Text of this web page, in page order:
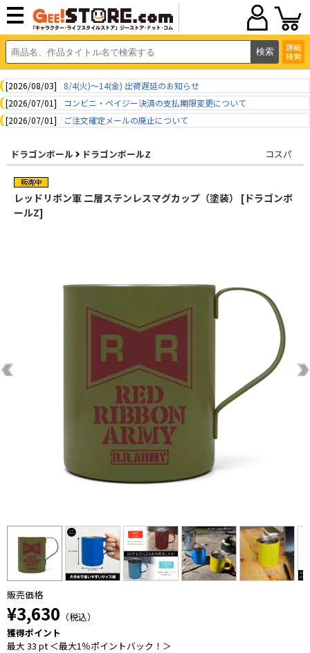
詳細
検索
[2026/08/03]
8/4(火)～14(金) 出荷遅延のお知らせ
[2026/07/01]
コンビニ・ペイジー決済の支払期限変更について
[2026/07/01]
ご注文確定メールの廃止について
ドラゴンボール ドラゴンボールZ コスパ
レッドリボン軍 二層ステンレスマグカップ（塗装） [ドラゴンボ
ールZ]
販売価格
¥3,630 （税込）
獲得ポイント
最大 33 pt ＜最大1％ポイントバック！＞